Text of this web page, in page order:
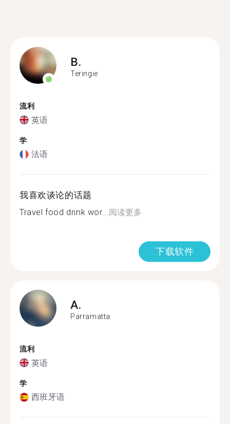
B.
Teringie
流利
英语
学
法语
我喜欢谈论的话题
Travel food drink wor...阅读更多
下载软件
A.
Parramatta
流利
英语
学
西班牙语